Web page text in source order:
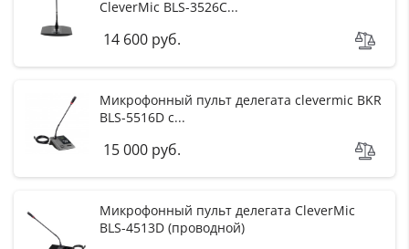
CleverMic BLS-3526C...
14 600 руб.
Микрофонный пульт делегата clevermic BKR
BLS-5516D с...
15 000 руб.
Микрофонный пульт делегата CleverMic
BLS-4513D (проводной)